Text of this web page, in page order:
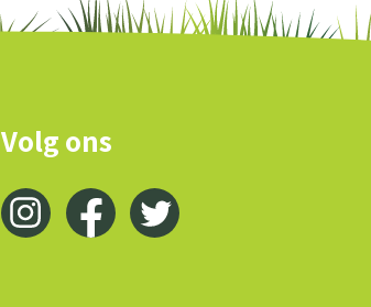
Volg ons